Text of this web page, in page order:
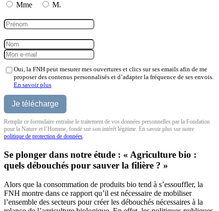
Mme M.
Oui, la FNH peut mesurer mes ouvertures et clics sur ses emails afin de me
proposer des contenus personnalisés et d’adapter la fréquence de ses envois.
En savoir plus
Remplir ce formulaire entraîne le traitement de vos données personnelles par la Fondation
pour la Nature et l’Homme, fondé sur son intérêt légitime. En savoir plus sur notre
politique de protection de données.
Se plonger dans notre étude : « Agriculture bio :
quels débouchés pour sauver la filière ? »
Alors que la consommation de produits bio tend à s’essouffler, la
FNH montre dans ce rapport qu’il est nécessaire de mobiliser
l’ensemble des secteurs pour créer les débouchés nécessaires à la